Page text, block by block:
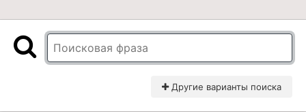
Другие варианты поиска